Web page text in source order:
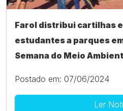
Farol distribui cartilhas
estudantes a parques
Semana do Meio
Postado em: 07/06/2024
Ler